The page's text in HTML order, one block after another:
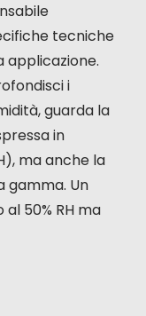
tecniche
applicazione.
i
guarda la
in
ma anche la
gamma. Un
50% RH ma